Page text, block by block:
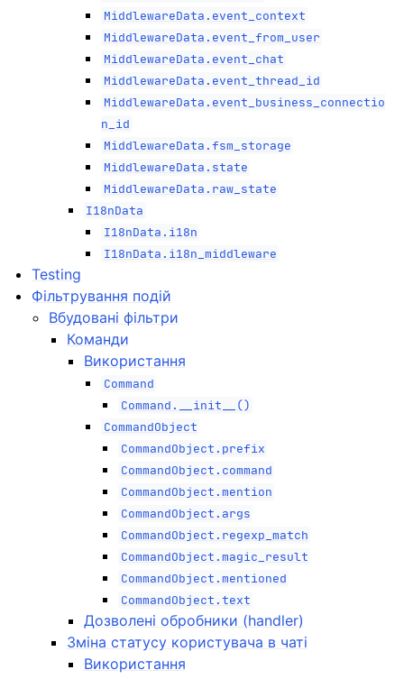
MiddlewareData.event_context
MiddlewareData.event_from_user
MiddlewareData.event_chat
MiddlewareData.event_thread_id
MiddlewareData.event_business_connectio
n_id
MiddlewareData.fsm_storage
MiddlewareData.state
MiddlewareData.raw_state
I18nData
I18nData.i18n
I18nData.i18n_middleware
Testing
Фільтрування подій
Вбудовані фільтри
Команди
Використання
Command
Command.__init__()
CommandObject
CommandObject.prefix
CommandObject.command
CommandObject.mention
CommandObject.args
CommandObject.regexp_match
CommandObject.magic_result
CommandObject.mentioned
CommandObject.text
Дозволені обробники (handler)
Зміна статусу користувача в чаті
Використання